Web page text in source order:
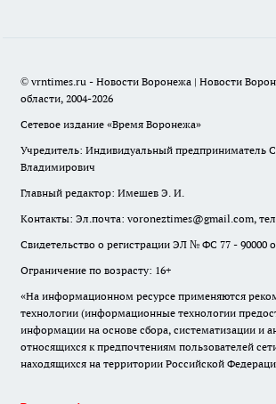
© vrntimes.ru - Новости Воронежа | Новости
области, 2004-2026
Сетевое издание «Время Воронежа»
Учредитель: Индивидуальный предприниматель
Владимирович
Главный редактор: Имешев Э. И.
Контакты: Эл.почта: voroneztimes@gmail.com, тел:
Свидетельство о регистрации ЭЛ № ФС 77 - 90000
Ограничение по возрасту: 16+
«На информационном ресурсе применяются
технологии (информационные технологии
информации на основе сбора, систематизации и
относящихся к предпочтениям пользователей
находящихся на территории Российской